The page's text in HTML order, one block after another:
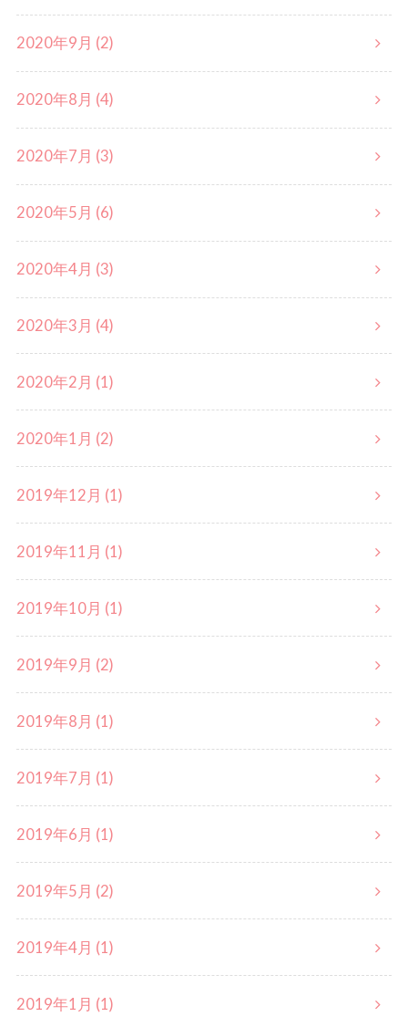
2020年9月 (2)
2020年8月 (4)
2020年7月 (3)
2020年5月 (6)
2020年4月 (3)
2020年3月 (4)
2020年2月 (1)
2020年1月 (2)
2019年12月 (1)
2019年11月 (1)
2019年10月 (1)
2019年9月 (2)
2019年8月 (1)
2019年7月 (1)
2019年6月 (1)
2019年5月 (2)
2019年4月 (1)
2019年1月 (1)